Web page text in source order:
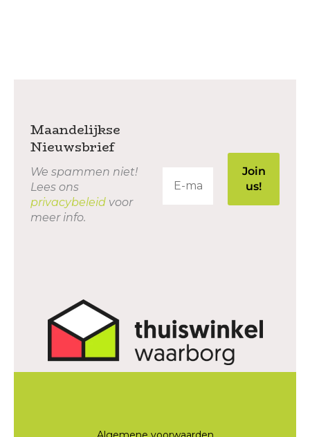
Maandelijkse
Nieuwsbrief
We spammen niet!
Lees ons
privacybeleid voor
meer info.